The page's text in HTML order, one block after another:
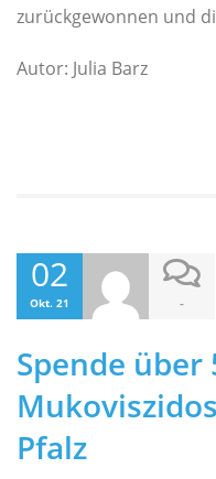
zurückgewonnen und
Autor: Julia Barz
02
Okt. 21 -
Spende über
Pfalz